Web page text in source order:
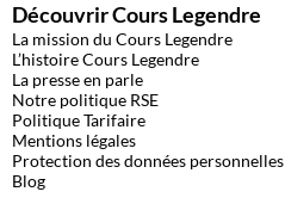
Découvrir Cours Legendre
La mission du Cours Legendre
L’histoire Cours Legendre
La presse en parle
Notre politique RSE
Politique Tarifaire
Mentions légales
Protection des données personnelles
Blog